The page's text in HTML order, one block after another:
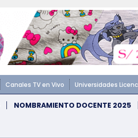
Canales TV en Vivo Universidades
NOMBRAMIENTO DOCENTE 2025